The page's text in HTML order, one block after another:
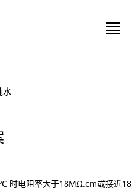
水
时电阻率大于18MΩ.cm或接近